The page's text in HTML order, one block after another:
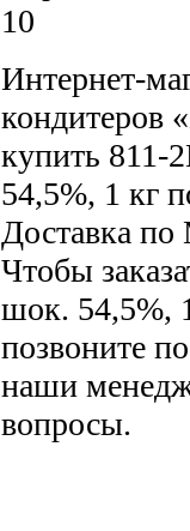
10
Интернет-
кондитеров
купить
54,5%, 1 кг
Доставка по
Чтобы
шок. 54,5%,
позвоните
наши
вопросы.